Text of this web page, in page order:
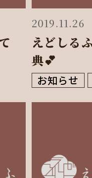
2019.11.26
えどしる
典💕
お知らせ